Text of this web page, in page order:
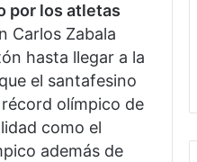
por los atletas
Carlos Zabala
hasta llegar a la
el santafesino
olímpico de
como el
además de